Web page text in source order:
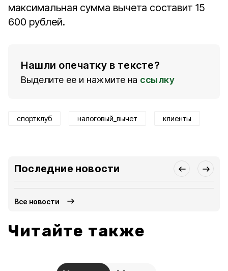
максимальная сумма вычета составит 15
600 рублей.
Нашли опечатку в тексте?
Выделите ее и нажмите на ссылку
спортклуб налоговый_вычет клиенты
Последние новости
Все новости
Читайте также